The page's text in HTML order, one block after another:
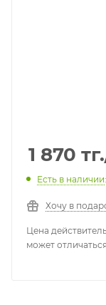
1 870 тг.
Есть в наличии
Хочу в
Цена
может